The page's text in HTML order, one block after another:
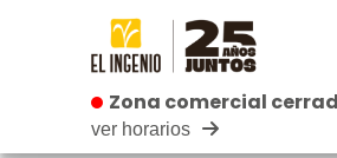
Zona comercial cerrada
Zona comercial
ver horarios